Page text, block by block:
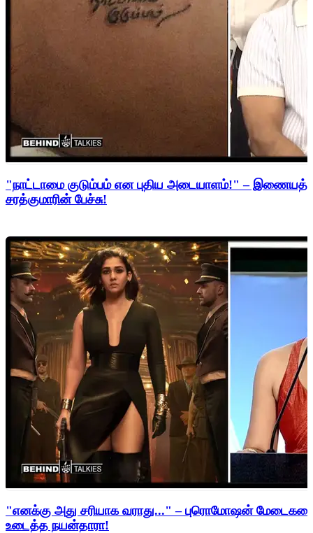
"நாட்டாமை குடும்பம் என புதிய அடையாளம்!" –
சரத்குமாரின் பேச்சு!
"எனக்கு அது சரியாக வராது..." – புரொமோஷன்
உடைத்த நயன்தாரா!